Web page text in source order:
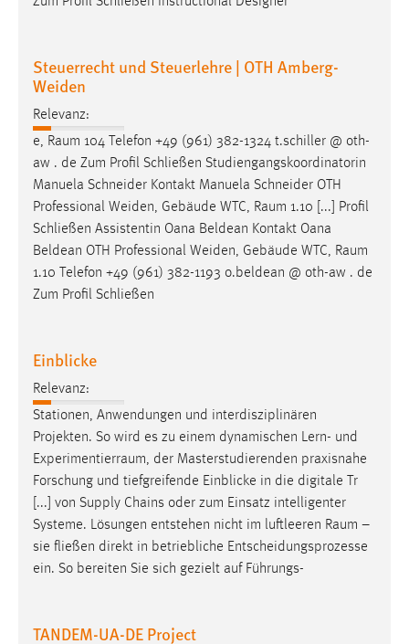
Steuerrecht und Steuerlehre | OTH Amberg-
Weiden
Relevanz:
e, Raum 104 Telefon +49 (961) 382-1324 t.schiller @ oth-
aw . de Zum Profil Schließen Studiengangskoordinatorin
Manuela Schneider Kontakt Manuela Schneider OTH
Professional Weiden, Gebäude WTC, Raum 1.10 [...] Profil
Schließen Assistentin Oana Beldean Kontakt Oana
Beldean OTH Professional Weiden, Gebäude WTC, Raum
1.10 Telefon +49 (961) 382-1193 o.beldean @ oth-aw . de
Zum Profil Schließen
Einblicke
Relevanz:
Stationen, Anwendungen und interdisziplinären
Projekten. So wird es zu einem dynamischen Lern- und
Experimentierraum, der Masterstudierenden praxisnahe
Forschung und tiefgreifende Einblicke in die digitale Tr
[...] von Supply Chains oder zum Einsatz intelligenter
Systeme. Lösungen entstehen nicht im luftleeren Raum –
sie fließen direkt in betriebliche Entscheidungsprozesse
ein. So bereiten Sie sich gezielt auf Führungs-
TANDEM-UA-DE Project